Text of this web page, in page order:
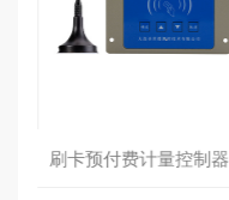
刷卡预付费计量控制器